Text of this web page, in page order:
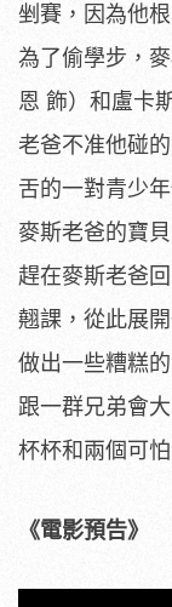
剉賽，因為他
為了偷學步，
恩 飾）和盧卡
老爸不准他碰
舌的一對青少
麥斯老爸的寶
趕在麥斯老爸
翹課，從此展
做出一些糟糕
跟一群兄弟會
杯杯和兩個可
《電影預告》